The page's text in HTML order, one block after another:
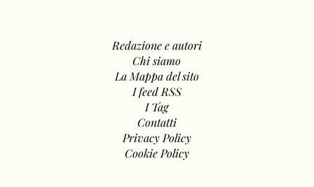
Redazione e autori
Chi siamo
La Mappa del sito
I feed RSS
I Tag
Contatti
Privacy Policy
Cookie Policy